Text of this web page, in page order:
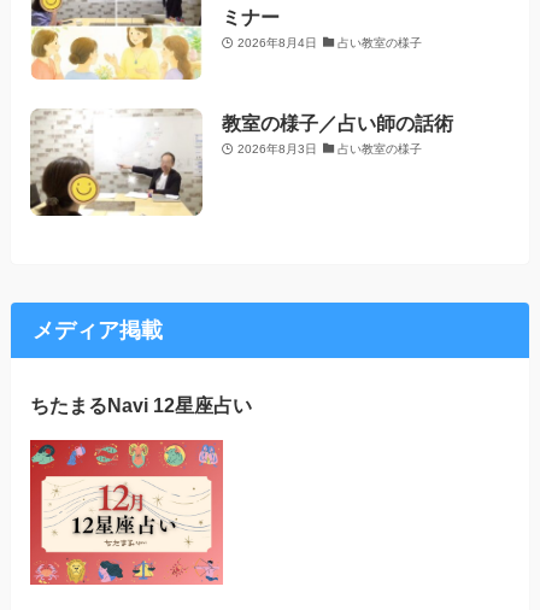
ミナー
2026年8月4日 占い教室の様子
教室の様子／占い師の話術
2026年8月3日 占い教室の様子
メディア掲載
ちたまるNavi 12星座占い